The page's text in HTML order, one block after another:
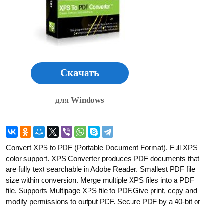
Скачать
для Windows
Convert XPS to PDF (Portable Document Format). Full XPS
color support. XPS Converter produces PDF documents that
are fully text searchable in Adobe Reader. Smallest PDF file
size within conversion. Merge multiple XPS files into a PDF
file. Supports Multipage XPS file to PDF.Give print, copy and
modify permissions to output PDF. Secure PDF by a 40-bit or